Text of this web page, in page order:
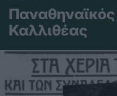
Καλλιθέας